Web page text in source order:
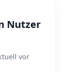
Nutzer
vor